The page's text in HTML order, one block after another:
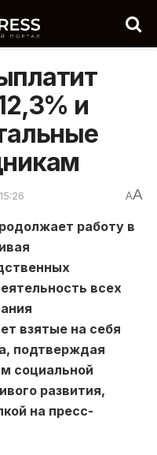
и
AA
работу в
всех
взятые на себя
подтверждая
социальной
развития,
на пресс-